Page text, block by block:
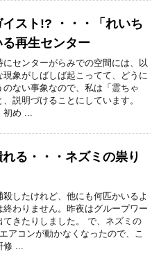
スト!? ・・・「れいち
再生センター
にセンターがらみでの空間には、以
現象がしばしば起こってて、どうに
のない事象なので、私は「霊ちゃ
説明づけることにしています。
初め ...
る・・・ネズミの祟り
殺したけれど、他にも何匹かいるよ
終わりません。昨夜はグループワー
てきたりしました。 で、ネズミの
アコンが動かなくなったので、こ
修 ...